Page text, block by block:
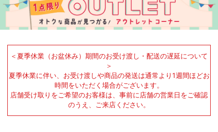
＜夏季休業（お盆休み）期間のお受け渡し・配送の遅延について
＞
夏季休業に伴い、お受け渡しや商品の発送は通常より1週間ほどお
時間をいただく場合がございます。
店舗受け取りをご希望のお客様は、事前に店舗の営業日をご確認
のうえ、ご来店ください。